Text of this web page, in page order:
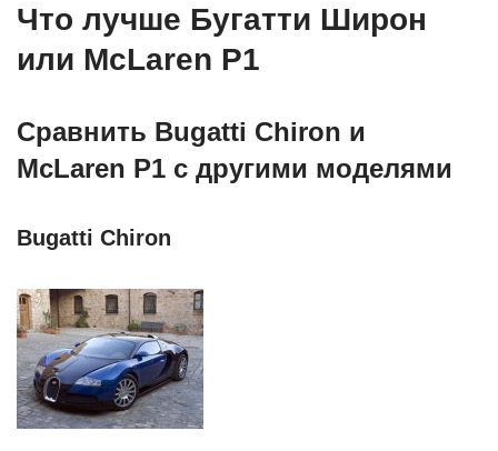
Что лучше Бугатти Широн
или McLaren P1
Сравнить Bugatti Chiron и
McLaren P1 с другими моделями
Bugatti Chiron